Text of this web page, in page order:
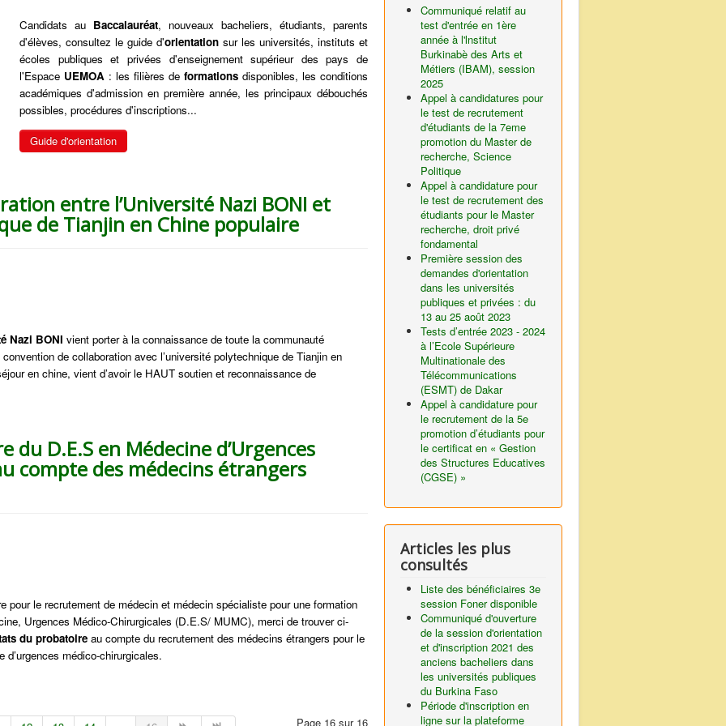
Candidats au Baccalauréat, nouveaux bacheliers, étudiants, parents
d'élèves, consultez le guide d'orientation sur les universités, instituts et
écoles publiques et privées d'enseignement supérieur des pays de
l'Espace UEMOA : les filières de formations disponibles, les conditions
académiques d'admission en première année, les principaux débouchés
possibles, procédures d'inscriptions...
Guide d'orientation
entre l’Université Nazi BONI et
de Tianjin en Chine populaire
Nazi BONI vient porter à la connaissance de toute la communauté
de collaboration avec l’université polytechnique de Tianjin en
en chine, vient d’avoir le HAUT soutien et reconnaissance de
D.E.S en Médecine d’Urgences
compte des médecins étrangers
pour le recrutement de médecin et médecin spécialiste pour une formation
Urgences Médico-Chirurgicales (D.E.S/ MUMC), merci de trouver ci-
du probatoire au compte du recrutement des médecins étrangers pour le
d’urgences médico-chirurgicales.
Page 16 sur 16
Communiqué relatif au
test d'entrée en 1ère
année à l'lnstitut
Burkinabè des Arts et
Métiers (IBAM), session
2025
Appel à candidatures pour
le test de recrutement
d'étudiants de la 7eme
promotion du Master de
recherche, Science
Politique
Appel à candidature pour
le test de recrutement des
étudiants pour le Master
recherche, droit privé
fondamental
Première session des
demandes d'orientation
dans les universités
publiques et privées : du
13 au 25 août 2023
Tests d’entrée 2023 - 2024
à l’Ecole Supérieure
Multinationale des
Télécommunications
(ESMT) de Dakar
Appel à candidature pour
le recrutement de la 5e
promotion d’étudiants pour
le certificat en « Gestion
des Structures Educatives
(CGSE) »
Articles les plus
consultés
Liste des bénéficiaires 3e
session Foner disponible
Communiqué d'ouverture
de la session d'orientation
et d'inscription 2021 des
anciens bacheliers dans
les universités publiques
du Burkina Faso
Période d'inscription en
ligne sur la plateforme